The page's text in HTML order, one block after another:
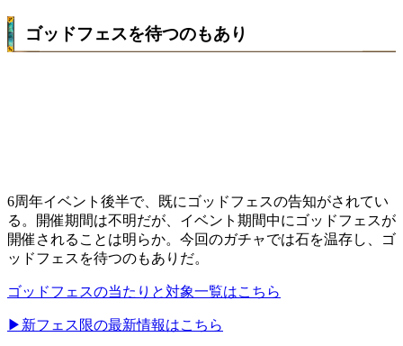
ゴッドフェスを待つのもあり
6周年イベント後半で、既にゴッドフェスの告知がされてい
る。開催期間は不明だが、イベント期間中にゴッドフェスが
開催されることは明らか。今回のガチャでは石を温存し、ゴ
ッドフェスを待つのもありだ。
ゴッドフェスの当たりと対象一覧はこちら
▶︎新フェス限の最新情報はこちら